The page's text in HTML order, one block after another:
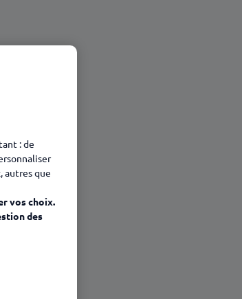
: de
autres que
vos choix.
des